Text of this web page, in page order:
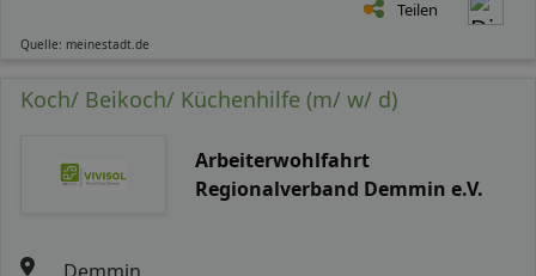
Teilen
Quelle: meinestadt.de
Koch/ Beikoch/ Küchenhilfe (m/ w/ d)
Arbeiterwohlfahrt
Regionalverband Demmin e.V.